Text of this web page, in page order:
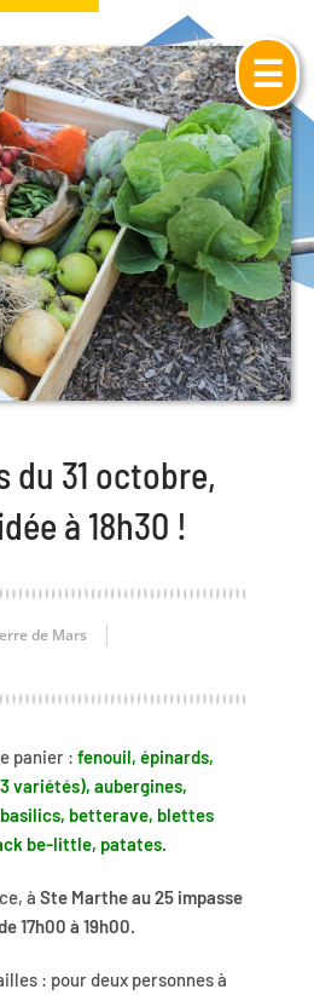
☰
du 31 octobre,
à 18h30 !
de Mars
panier : fenouil, épinards,
variétés), aubergines,
betterave, blettes
be-little, patates.
à Ste Marthe au 25 impasse
17h00 à 19h00.
: pour deux personnes à